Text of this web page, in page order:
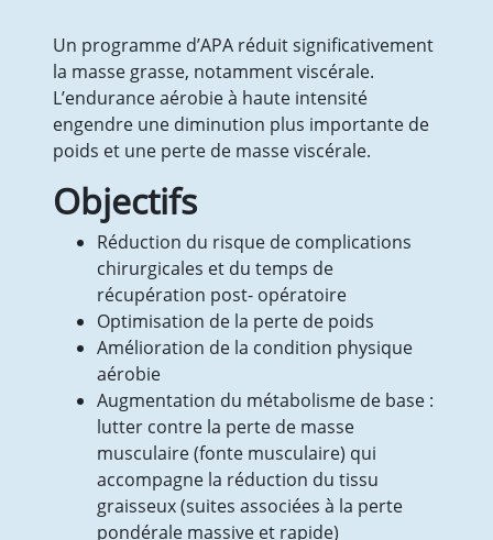
Les Comités
EHPAD
Présentation de l’équipe
Tarifs et aides financières
Vie quotidienne
Droits et obligations
Votre séjour
Visite
Le PASA
Les Comités
SPORT SANTE
Qu’est-ce que l’APA ?
Pourquoi pratiquer de l’Activité Physique
Adaptée (APA)?
Séances individuelles ou collectives
d’activités physiques adaptées pour TOUS
Groupe de gym-équilibre sénior
Un programme d’APA réduit significativement
la masse grasse, notamment viscérale.
L’endurance aérobie à haute intensité
engendre une diminution plus importante de
poids et une perte de masse viscérale.
Objectifs
Réduction du risque de complications
chirurgicales et du temps de
récupération post- opératoire
Optimisation de la perte de poids
Amélioration de la condition physique
aérobie
Augmentation du métabolisme de base :
lutter contre la perte de masse
musculaire (fonte musculaire) qui
accompagne la réduction du tissu
graisseux (suites associées à la perte
pondérale massive et rapide)